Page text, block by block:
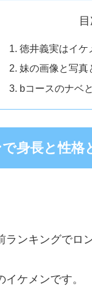
徳井義実はイケ
妹の画像と写真
bコースのナベ
身長と性格
ランキングでロ
ケメンです。